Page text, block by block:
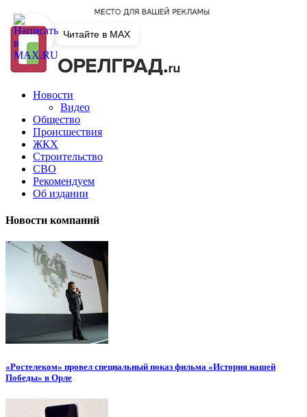
Новости
Видео
Общество
Происшествия
ЖКХ
Строительство
СВО
Рекомендуем
Об издании
Новости компаний
«Ростелеком» провел специальный показ фильма «История нашей
Победы» в Орле
Читайте в MAX